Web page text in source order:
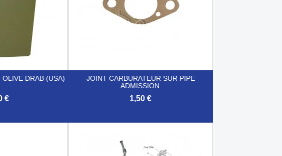
OLIVE DRAB (USA)
€
JOINT CARBURATEUR SUR PIPE
ADMISSION
1,50 €